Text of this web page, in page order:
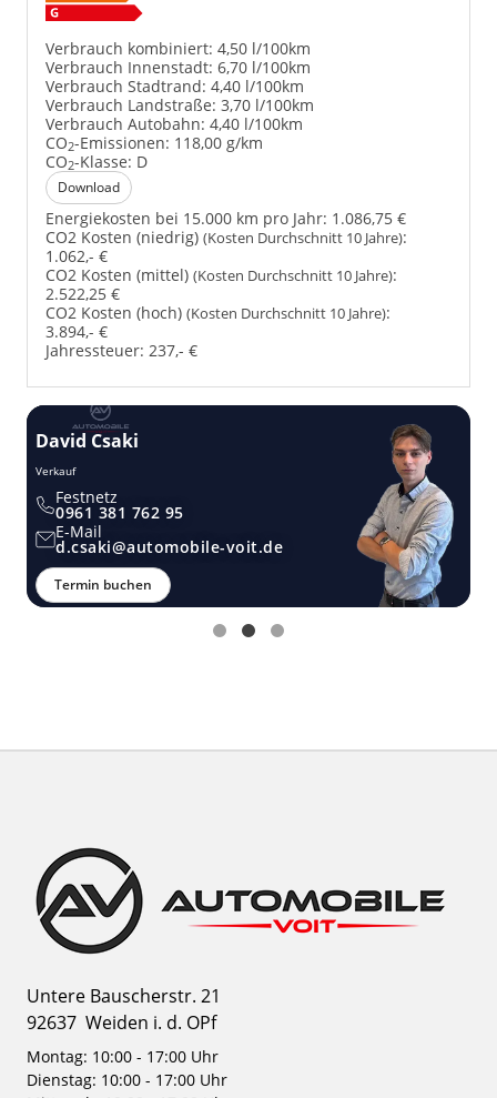
Verbrauch kombiniert: 4,50 l/100km
Verbrauch Innenstadt: 6,70 l/100km
Verbrauch Stadtrand: 4,40 l/100km
Verbrauch Landstraße: 3,70 l/100km
Verbrauch Autobahn: 4,40 l/100km
CO2-Emissionen: 118,00 g/km
CO2-Klasse: D
Download
Energiekosten bei 15.000 km pro Jahr: 1.086,75 €
CO2 Kosten (niedrig) (Kosten Durchschnitt 10 Jahre):
1.062,- €
CO2 Kosten (mittel) (Kosten Durchschnitt 10 Jahre):
2.522,25 €
CO2 Kosten (hoch) (Kosten Durchschnitt 10 Jahre):
3.894,- €
Jahressteuer: 237,- €
David Csaki
Verkauf
Festnetz
0961 381 762 95
E-Mail
d.csaki@automobile-voit.de
Termin buchen
Untere Bauscherstr. 21
92637 Weiden i. d. OPf
Montag: 10:00 - 17:00 Uhr
Dienstag: 10:00 - 17:00 Uhr